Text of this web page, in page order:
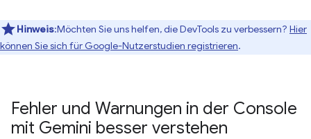
Hinweis:Möchten Sie uns helfen, die DevTools zu verbessern? Hier
können Sie sich für Google-Nutzerstudien registrieren.
Fehler und Warnungen in der Console
mit Gemini besser verstehen